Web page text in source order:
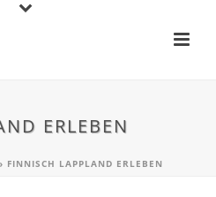
ERLEBEN
FINNISCH LAPPLAND ERLEBEN